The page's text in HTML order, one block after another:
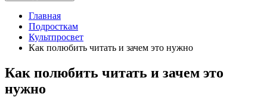
Главная
Подросткам
Культпросвет
Как полюбить читать и зачем это нужно
Как полюбить читать и зачем это
нужно